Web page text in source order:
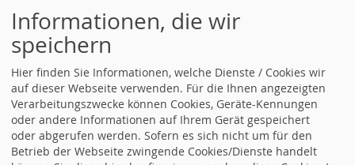
Sabine Greitzke
Informationen, die wir
speichern
Hier finden Sie Informationen, welche Dienste / Cookies wir
auf dieser Webseite verwenden. Für die Ihnen angezeigten
Verarbeitungszwecke können Cookies, Geräte-Kennungen
oder andere Informationen auf Ihrem Gerät gespeichert
oder abgerufen werden. Sofern es sich nicht um für den
Betrieb der Webseite zwingende Cookies/Dienste handelt